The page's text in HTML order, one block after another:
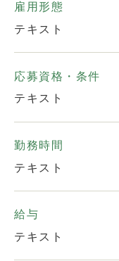
雇用形態
テキスト
応募資格・条件
テキスト
勤務時間
テキスト
給与
テキスト